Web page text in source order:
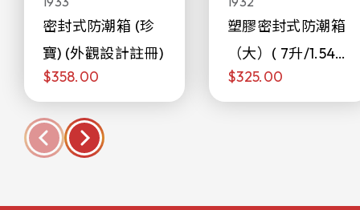
密封式防潮箱 (珍
寶) (外觀設計註冊)
$358.00
塑膠密封式防潮箱
（大）( 7升/1.54加
侖)
$325.00